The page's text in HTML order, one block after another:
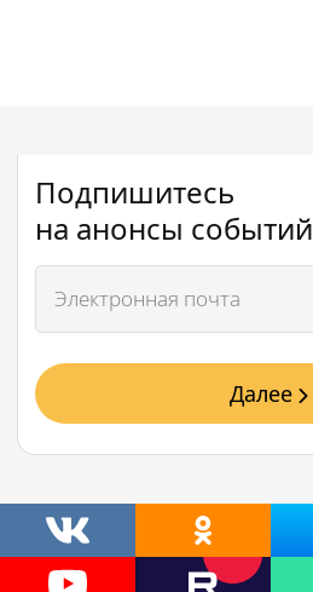
Подпишитесь
на анонсы событий
Далее